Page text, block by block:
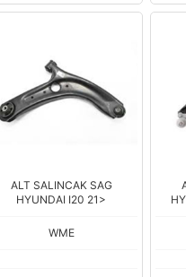
ALT SALINCAK SAG
HYUNDAI I20 21>
WME